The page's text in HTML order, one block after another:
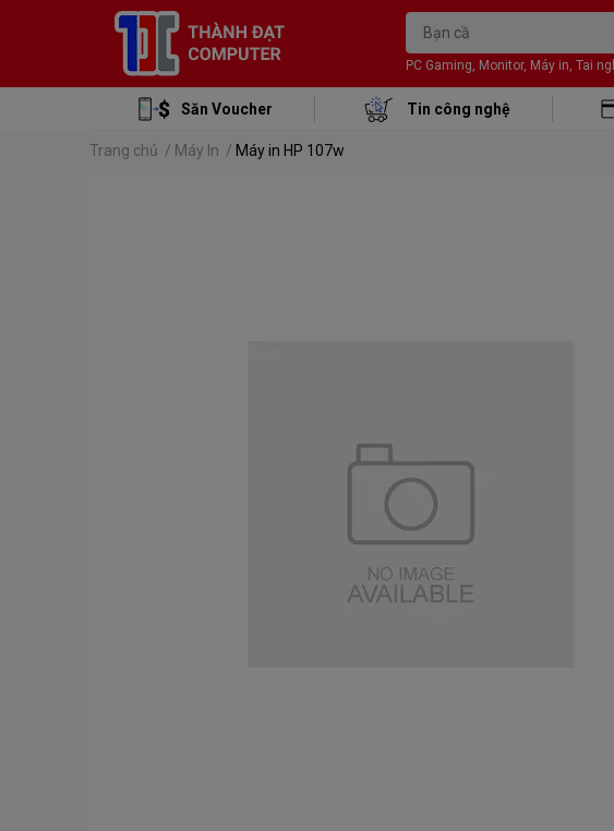
PC Gaming, Monitor, Máy in, Tai
Săn Voucher Tin công nghệ
Trang chủ / Máy In / Máy in HP 107w